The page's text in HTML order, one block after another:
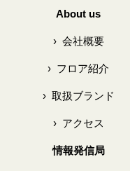
About us
›会社概要
› フロア紹介
›取扱ブランド
›アクセス
情報発信局